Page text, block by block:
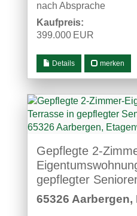
nach Absprache
Kaufpreis:
399.000 EUR
Details merken
Gepflegte 2-
gepflegter
65326